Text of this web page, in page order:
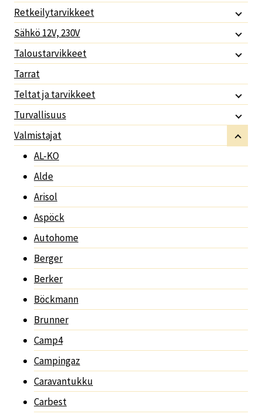
Retkeilytarvikkeet
Sähkö 12V, 230V
Taloustarvikkeet
Tarrat
Teltat ja tarvikkeet
Turvallisuus
Valmistajat
AL-KO
Alde
Arisol
Aspöck
Autohome
Berger
Berker
Böckmann
Brunner
Camp4
Campingaz
Caravantukku
Carbest